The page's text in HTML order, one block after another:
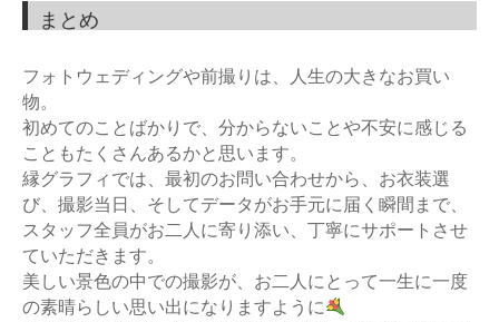
まとめ
フォトウェディングや前撮りは、人生の大きなお買い
物。
初めてのことばかりで、分からないことや不安に感じる
こともたくさんあるかと思います。
縁グラフィでは、最初のお問い合わせから、お衣装選
び、撮影当日、そしてデータがお手元に届く瞬間まで、
スタッフ全員がお二人に寄り添い、丁寧にサポートさせ
ていただきます。
美しい景色の中での撮影が、お二人にとって一生に一度
の素晴らしい思い出になりますように